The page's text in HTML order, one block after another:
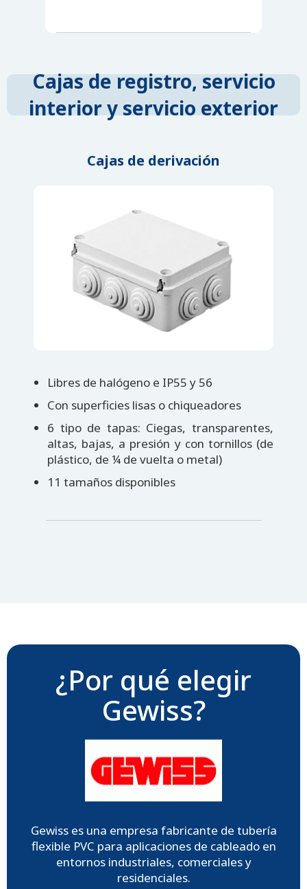
Cajas de registro, servicio
interior y servicio exterior
Cajas de derivación
Libres de halógeno e IP55 y 56
Con superficies lisas o chiqueadores
6 tipo de tapas: Ciegas, transparentes,
altas, bajas, a presión y con tornillos (de
plástico, de ¼ de vuelta o metal)
11 tamaños disponibles
¿Por qué elegir
Gewiss?
Gewiss es una empresa fabricante de tubería
flexible PVC para aplicaciones de cableado en
entornos industriales, comerciales y
residenciales.